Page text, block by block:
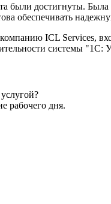
были достигнуты.
обеспечивать
ICL Services,
системы
рабочего дня.